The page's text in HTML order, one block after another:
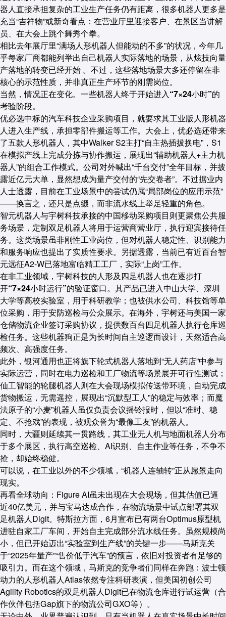
器人直接承担复杂的工业生产任务仍有距离，很多机器人更多是
充当“吉祥物”或新奇看点：在营业厅里迎接客户、在景区当讲解
员、在大会上跳个舞秀个拳。
相比去年展厅里“满场人形机器人但能动的不多”的状况，今年几
乎每家厂商都能列举出自己机器人实际落地的场景，从炫技向量
产落地的转变已经开始 。不过，这些落地场景大多还停留在非
核心的示范性质，并非真正生产环节的刚需岗位。
当然，情况正在变化。 一些机器人终于开始进入“7×24小时”的
考验阶段。
优必选中标的汽车科技企业采购项目，就要求其工业版人形机器
人进入生产线，承担零部件搬运等工作。大会上，优必选还带来
了五款人形机器人，其中Walker S2主打“自主热插拔换电”，S1
在模拟产线上完成分拣与协作搬运，展现出“辅助机器人+主力机
器人”的组合工作模式。公司对外喊出“千台交付”全年目标，并披
露近亿元大单，显然想成为量产交付的“先交卷者”。不过据业内
人士透露，目前在工业场景中的尝试仍属“局部岗位的应用示范”
——换言之，还只是点缀，而非流水线上举足轻重的角色。
智元机器人与宇树科技承接的中国移动采购项目则更聚焦公共服
务场景，定制双足机器人将用于运营商营业厅，执行迎宾接待任
务。这类场景虽非刚性工业岗位，但对机器人稳定性、识别能力
和服务响应也提出了实质性要求。另据透露，当前已有近百台智
元远征A2-W已落地富临精工工厂，实际“上岗”工作。
在非工业领域， 宇树科技的人形及四足机器人也在逐步打
开“7×24小时运行”的验证窗口。 其产品已进入中山大学、深圳
大学等高校实验室，用于科研教学；也被供水公司、科技馆等单
位采购，用于安防巡检与公众展示。在海外，宇树还与美国一家
仓储物流企业签订采购协议，提供数百台四足机器人执行仓库巡
检任务。这些机器狗正是为长时间自主巡逻而设计，天然适合高
频次、高强度任务。
此外，银河通用也正将旗下轮式机器人落地到“无人药店”中参与
实际运营，同时在电力巡检和工厂物流等场景展开可行性测试；
仙工智能的轮腿机器人则在大会现场模拟传送带环境，自动完成
货物搬运，无需遥控，展现出“沉默型工人”的稳定与效率；而魔
法原子的“小麦”机器人虽仅负责会议摇铃报时，但以“准时、稳
定、不抢戏”的表现，被观众誉为“最像工友”的机器人。
同时，大疆则延续其一贯路线，其工业无人机与地面机器人分布
于多个展区，执行高空巡检、AI识别、自主作业等任务，不争不
抢，却始终稳健。
可以说，在工业以外的不少领域，“机器人连轴转”正从愿景走向
现实。
再看全球动向 ：Figure AI虽未出现在大会现场，但其估值已逼
近40亿美元，并与宝马达成合作，在物流场景中试点部署其双
足机器人Digit。特斯拉方面，6月宣布已有两台Optimus原型机
进驻自家工厂车间，开始自主完成部分流水线任务。虽然规模尚
小，但已开始迈出“实验室到生产线”的关键一步——马斯克关
于“2025年量产”“售价低于汽车”的预言，依旧对投资者有足够的
吸引力。而在这个领域，马斯克的竞争者们同样在奔跑：波士顿
动力的人形机器人Atlas依然专注科研表演，但美国初创公司
Agility Robotics的双足机器人Digit已在物流仓库进行试运营（合
作伙伴包括Gap旗下的物流公司GXO等）。